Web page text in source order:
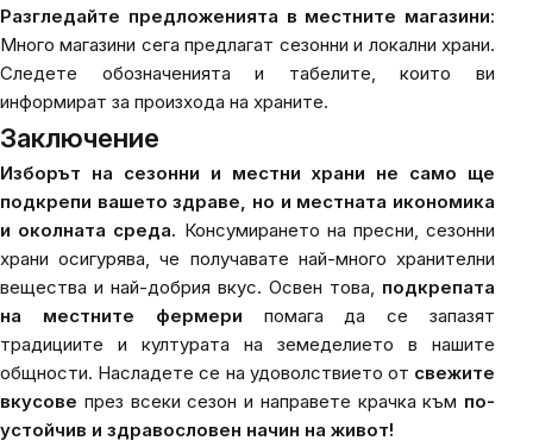
Разгледайте предложенията в местните магазини:
Много магазини сега предлагат сезонни и локални храни.
Следете обозначенията и табелите, които ви
информират за произхода на храните.
Заключение
Изборът на сезонни и местни храни не само ще
подкрепи вашето здраве, но и местната икономика
и околната среда. Консумирането на пресни, сезонни
храни осигурява, че получавате най-много хранителни
вещества и най-добрия вкус. Освен това, подкрепата
на местните фермери помага да се запазят
традициите и културата на земеделието в нашите
общности. Насладете се на удоволствието от свежите
вкусове през всеки сезон и направете крачка към по-
устойчив и здравословен начин на живот!